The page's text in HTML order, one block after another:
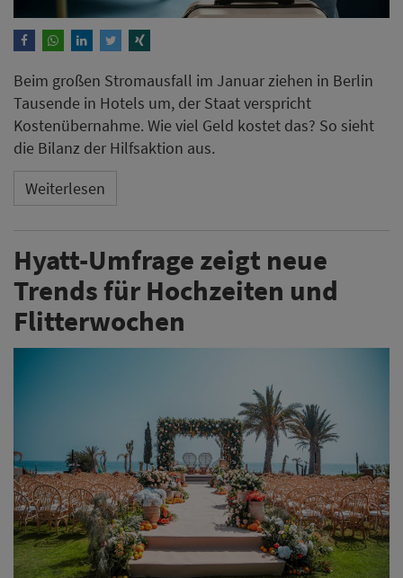
Beim großen Stromausfall im Januar ziehen in Berlin
Tausende in Hotels um, der Staat verspricht
Kostenübernahme. Wie viel Geld kostet das? So sieht
die Bilanz der Hilfsaktion aus.
Weiterlesen
Hyatt-Umfrage zeigt neue
Trends für Hochzeiten und
Flitterwochen